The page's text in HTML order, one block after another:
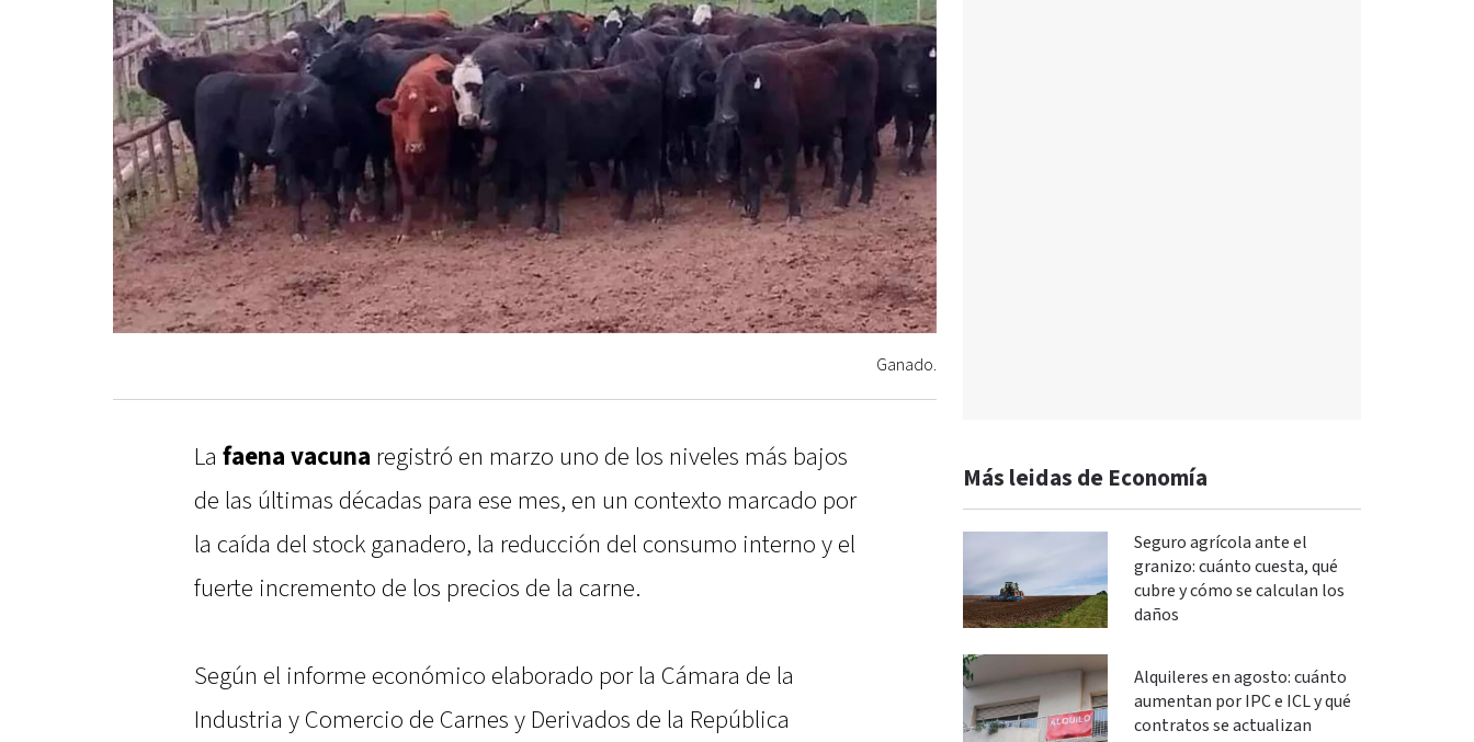
Ganado.
La faena vacuna registró en marzo uno de los niveles más bajos
de las últimas décadas para ese mes, en un contexto marcado por
la caída del stock ganadero, la reducción del consumo interno y el
fuerte incremento de los precios de la carne.
Según el informe económico elaborado por la Cámara de la
Industria y Comercio de Carnes y Derivados de la República
Más leidas de Economía
Seguro agrícola ante el
granizo: cuánto cuesta, qué
cubre y cómo se calculan los
daños
Alquileres en agosto: cuánto
aumentan por IPC e ICL y qué
contratos se actualizan